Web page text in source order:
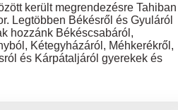
került megrendezésre
Legtöbben Békésről és Gyuláról
hozzánk Békéscsabáról,
Kétegyházáról, Méhkerékről,
és Kárpátaljáról gyerekek és